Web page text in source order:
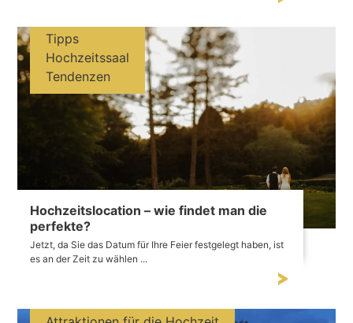
Hochzeitslocation – wie findet man die
perfekte?
Jetzt, da Sie das Datum für Ihre Feier festgelegt haben, ist
es an der Zeit zu wählen ...
Tipps
Hochzeitssaal
Tendenzen